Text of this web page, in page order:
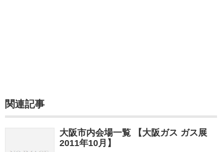
関連記事
大阪市内会場一覧 【大阪ガス ガス展
2011年10月】